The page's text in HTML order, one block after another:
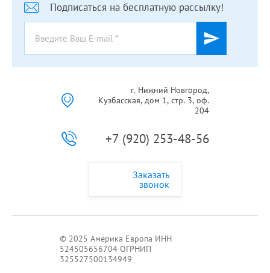
Подписаться на бесплатную рассылку!
г. Нижний Новгород,
Кузбасская, дом 1, стр. 3, оф.
204
+7 (920) 253-48-56
Заказать
звонок
© 2025 Америка Европа ИНН
524505656704 ОГРНИП
325527500134949